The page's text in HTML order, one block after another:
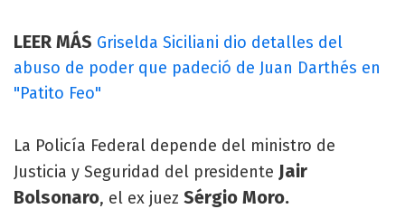
LEER MÁS Griselda Siciliani dio detalles del
abuso de poder que padeció de Juan Darthés en
"Patito Feo"
La Policía Federal depende del ministro de
Justicia y Seguridad del presidente Jair
Bolsonaro, el ex juez Sérgio Moro.